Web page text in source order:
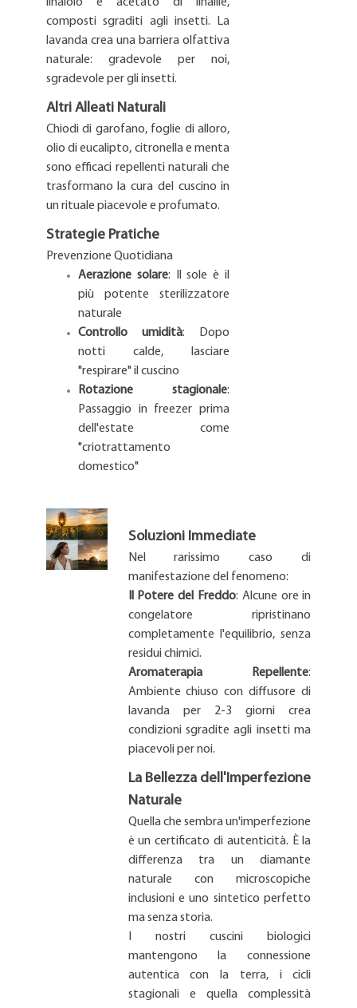
composti sgraditi agli insetti. La
lavanda crea una barriera olfattiva
naturale: gradevole per noi,
sgradevole per gli insetti.
Altri Alleati Naturali
Chiodi di garofano, foglie di alloro,
olio di eucalipto, citronella e menta
sono efficaci repellenti naturali che
trasformano la cura del cuscino in
un rituale piacevole e profumato.
Strategie Pratiche
Prevenzione Quotidiana
Aerazione solare: Il sole è il
più potente sterilizzatore
naturale
Controllo umidità: Dopo
notti calde, lasciare
"respirare" il cuscino
Rotazione stagionale:
Passaggio in freezer prima
dell'estate come
"criotrattamento
domestico"
Soluzioni Immediate
Nel rarissimo caso di
manifestazione del fenomeno:
Il Potere del Freddo: Alcune ore in
congelatore ripristinano
completamente l'equilibrio, senza
residui chimici.
Aromaterapia Repellente:
Ambiente chiuso con diffusore di
lavanda per 2-3 giorni crea
condizioni sgradite agli insetti ma
piacevoli per noi.
La Bellezza dell'Imperfezione
Naturale
Quella che sembra un'imperfezione
è un certificato di autenticità. È la
differenza tra un diamante
naturale con microscopiche
inclusioni e uno sintetico perfetto
ma senza storia.
I nostri cuscini biologici
mantengono la connessione
autentica con la terra, i cicli
stagionali e quella complessità